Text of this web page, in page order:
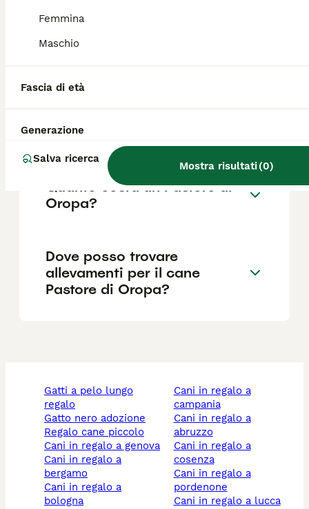
Femmina
Maschio
Fascia di età
Generazione
Salva ricerca
Mostra risultati(0)
Quanto vive un pastore
da Pastore Italiano?
Quanto costa un Pastore di
Oropa?
Dove posso trovare
allevamenti per il cane
Pastore di Oropa?
gatti a pelo lungo
regalo
gatto nero adozione
regalo cane piccolo
cani in regalo a genova
cani in regalo a
bergamo
cani in regalo a
bologna
cani in regalo a
campania
cani in regalo a
abruzzo
cani in regalo a
cosenza
cani in regalo a
pordenone
cani in regalo a lucca